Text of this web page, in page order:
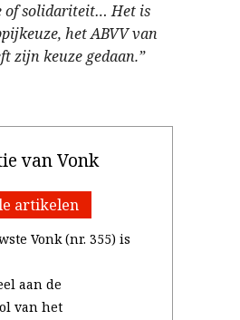
of solidariteit… Het is
het ABVV van
zijn keuze gedaan.”
van Vonk
artikelen
Vonk (nr. 355) is
aan de
van het